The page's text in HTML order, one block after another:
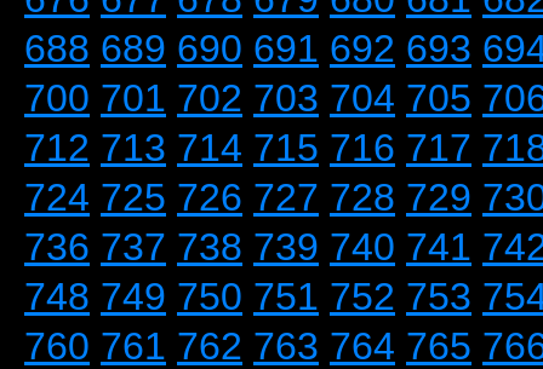
688 689 690 691 692 693
700 701 702 703 704 705
712 713 714 715 716 717
724 725 726 727 728 729
736 737 738 739 740 741
748 749 750 751 752 753
760 761 762 763 764 765